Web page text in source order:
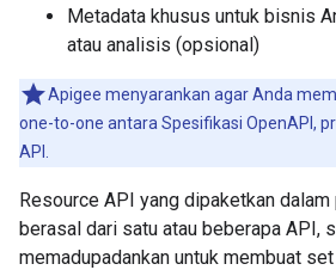
Metadata khusus untuk bisnis
atau analisis (opsional)
Apigee menyarankan agar Anda
one-to-one antara Spesifikasi OpenAPI,
API.
Resource API yang dipaketkan
berasal dari satu atau beberapa API,
memadupadankan untuk membuat